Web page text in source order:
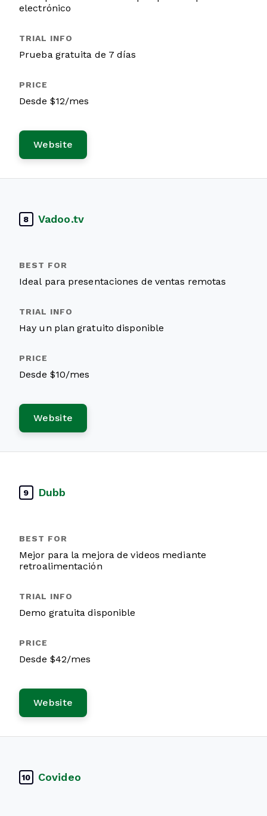
electrónico
Prueba gratuita de 7 días
Desde $12/mes
Website
8 Vadoo.tv
Ideal para presentaciones de ventas remotas
Hay un plan gratuito disponible
Desde $10/mes
Website
9 Dubb
Mejor para la mejora de videos mediante
retroalimentación
Demo gratuita disponible
Desde $42/mes
Website
10 Covideo